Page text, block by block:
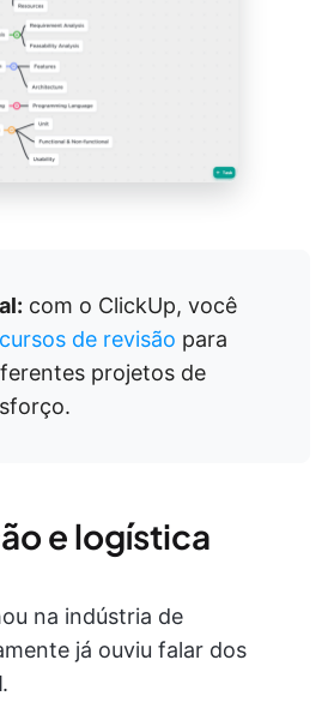
com o ClickUp, você
de revisão para
projetos de
e logística
na indústria de
já ouviu falar dos
.